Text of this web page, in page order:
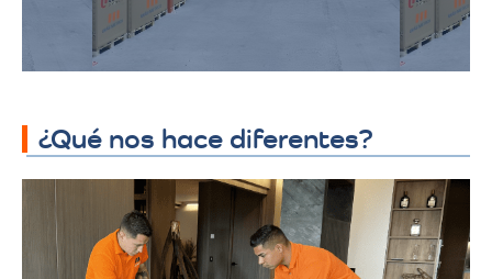
accesibilidad.
¿Qué nos hace diferentes?